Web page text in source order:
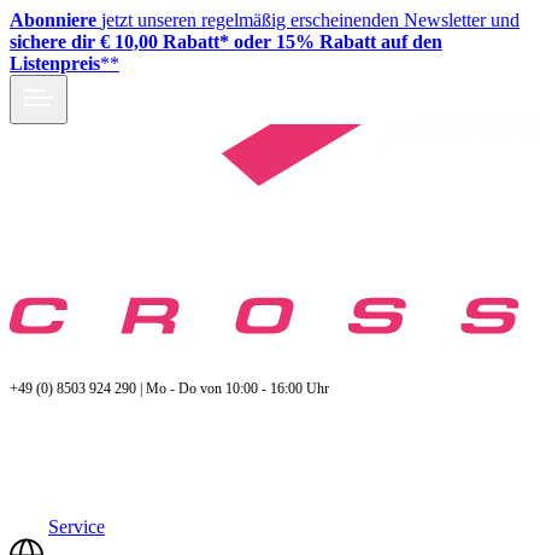
Abonniere jetzt unseren regelmäßig erscheinenden Newsletter und
sichere dir € 10,00 Rabatt* oder 15% Rabatt auf den
Listenpreis**
+49 (0) 8503 924 290 | Mo - Do von 10:00 - 16:00 Uhr
Service